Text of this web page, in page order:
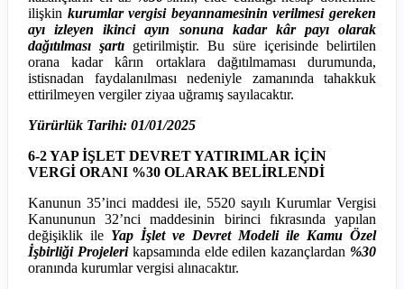
ilişkin kurumlar vergisi beyannamesinin verilmesi gereken
ayı izleyen ikinci ayın sonuna kadar kâr payı olarak
dağıtılması şartı getirilmiştir. Bu süre içerisinde belirtilen
orana kadar kârın ortaklara dağıtılmaması durumunda,
istisnadan faydalanılması nedeniyle zamanında tahakkuk
ettirilmeyen vergiler ziyaa uğramış sayılacaktır.
Yürürlük Tarihi: 01/01/2025
6-2 YAP İŞLET DEVRET YATIRIMLAR İÇİN
VERGİ ORANI %30 OLARAK BELİRLENDİ
Kanunun 35’inci maddesi ile, 5520 sayılı Kurumlar Vergisi
Kanununun 32’nci maddesinin birinci fıkrasında yapılan
değişiklik ile Yap İşlet ve Devret Modeli ile Kamu Özel
İşbirliği Projelerikapsamında elde edilen kazançlardan %30
oranında kurumlar vergisi alınacaktır.